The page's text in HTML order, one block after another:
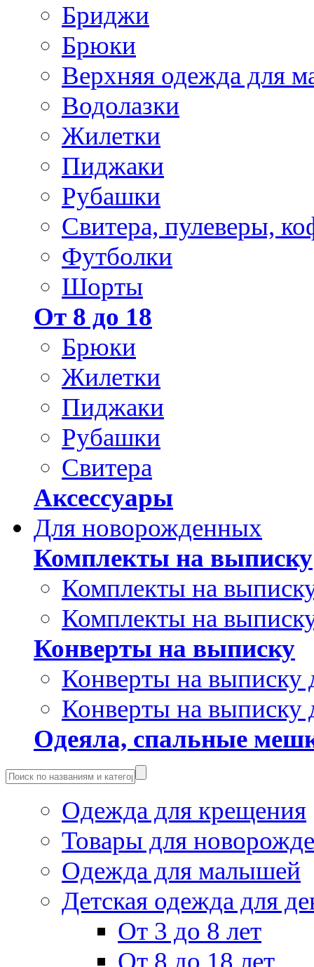
Бриджи
Брюки
Верхняя одежда для
Водолазки
Жилетки
Пиджаки
Рубашки
Свитера, пулеверы,
Футболки
Шорты
От 8 до 18
Брюки
Жилетки
Пиджаки
Рубашки
Свитера
Аксессуары
Для новорожденных
Комплекты на выписку
Комплекты на
Комплекты на
Конверты на выписку
Конверты на выписку
Конверты на выписку
Одеяла, спальные
Одежда для крещения
Товары для
Одежда для малышей
Детская одежда для
От 3 до 8 лет
От 8 до 18 лет